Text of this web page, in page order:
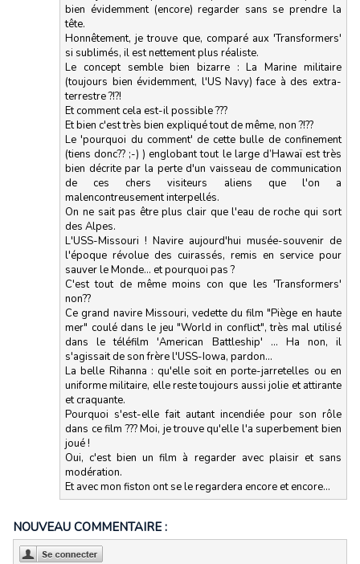
bien évidemment (encore) regarder sans se prendre la
tête.
Honnêtement, je trouve que, comparé aux 'Transformers'
si sublimés, il est nettement plus réaliste.
Le concept semble bien bizarre : La Marine militaire
(toujours bien évidemment, l'US Navy) face à des extra-
terrestre ?!?!
Et comment cela est-il possible ???
Et bien c'est très bien expliqué tout de même, non ?!??
Le 'pourquoi du comment' de cette bulle de confinement
(tiens donc?? ;-) ) englobant tout le large d’Hawaï est très
bien décrite par la perte d'un vaisseau de communication
de ces chers visiteurs aliens que l'on a
malencontreusement interpellés.
On ne sait pas être plus clair que l'eau de roche qui sort
des Alpes.
L'USS-Missouri ! Navire aujourd'hui musée-souvenir de
l'époque révolue des cuirassés, remis en service pour
sauver le Monde... et pourquoi pas ?
C'est tout de même moins con que les 'Transformers'
non??
Ce grand navire Missouri, vedette du film "Piège en haute
mer" coulé dans le jeu "World in conflict", très mal utilisé
dans le téléfilm 'American Battleship' ... Ha non, il
s'agissait de son frère l'USS-Iowa, pardon...
La belle Rihanna : qu'elle soit en porte-jarretelles ou en
uniforme militaire, elle reste toujours aussi jolie et attirante
et craquante.
Pourquoi s'est-elle fait autant incendiée pour son rôle
dans ce film ??? Moi, je trouve qu'elle l'a superbement bien
joué !
Oui, c'est bien un film à regarder avec plaisir et sans
modération.
Et avec mon fiston ont se le regardera encore et encore...
NOUVEAU COMMENTAIRE :